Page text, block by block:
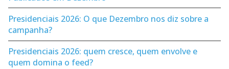
Presidenciais 2026: O que Dezembro nos diz sobre a
campanha?
Presidenciais 2026: quem cresce, quem envolve e
quem domina o feed?